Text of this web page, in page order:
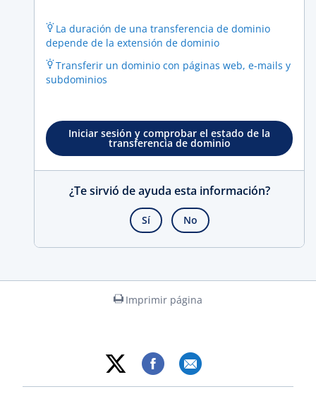
La duración de una transferencia de dominio
depende de la extensión de dominio
Transferir un dominio con páginas web, e-mails y
subdominios
Iniciar sesión y comprobar el estado de la
transferencia de dominio
¿Te sirvió de ayuda esta información?
Sí No
Imprimir página